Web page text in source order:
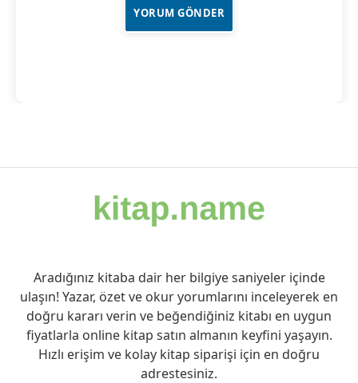
Aradığınız kitaba dair her bilgiye saniyeler içinde
ulaşın! Yazar, özet ve okur yorumlarını inceleyerek en
doğru kararı verin ve beğendiğiniz kitabı en uygun
fiyatlarla online kitap satın almanın keyfini yaşayın.
Hızlı erişim ve kolay kitap siparişi için en doğru
adrestesiniz.